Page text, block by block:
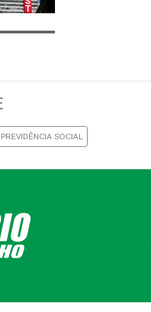
PREVIDÊNCIA SOCIAL